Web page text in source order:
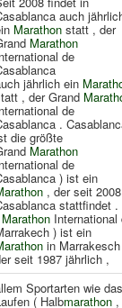
auch
Marathon statt , der
Marathon
de
jährlich ein
, der Grand
de
.
die größte
Marathon
de
) ist ein
, der seit
stattfindet .
Marathon International
) ist ein
in
seit 1987 jährlich ,
Sportarten wie das
( Halbmarathon ,